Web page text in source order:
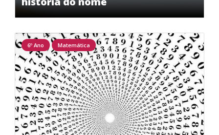
6º Ano Matemática